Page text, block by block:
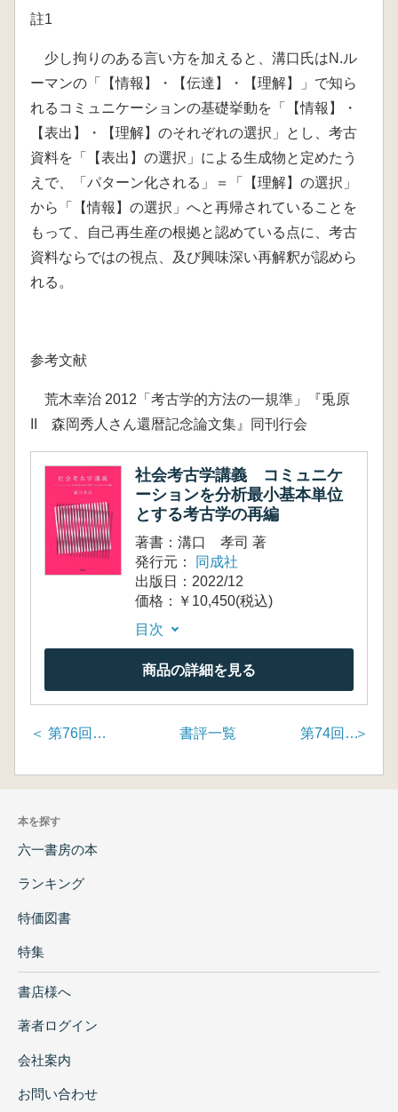
註1
少し拘りのある言い方を加えると、溝口氏はN.ル
ーマンの「【情報】・【伝達】・【理解】」で知ら
れるコミュニケーションの基礎挙動を「【情報】・
【表出】・【理解】のそれぞれの選択」とし、考古
資料を「【表出】の選択」による生成物と定めたう
えで、「パターン化される」＝「【理解】の選択」
から「【情報】の選択」へと再帰されていることを
もって、自己再生産の根拠と認めている点に、考古
資料ならではの視点、及び興味深い再解釈が認めら
れる。
参考文献
荒木幸治 2012「考古学的方法の一規準」『兎原
II 森岡秀人さん還暦記念論文集』同刊行会
社会考古学講義 コミュニケ
ーションを分析最小基本単位
とする考古学の再編
著書：溝口 孝司 著
発行元：
同成社
出版日：2022/12
価格：￥10,450(税込)
目次
商品の詳細を見る
＜ 第76回「秤と錘の考古学」 書評一覧 第74回「金鈴塚古墳と古墳時代社会の終焉」
本を探す
六一書房の本
ランキング
特価図書
特集
書店様へ
著者ログイン
会社案内
お問い合わせ